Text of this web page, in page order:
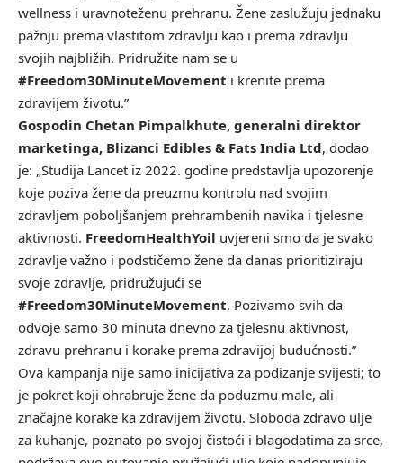
wellness i uravnoteženu prehranu. Žene zaslužuju jednaku
pažnju prema vlastitom zdravlju kao i prema zdravlju
svojih najbližih. Pridružite nam se u
#Freedom30MinuteMovement i krenite prema
zdravijem životu.”
Gospodin Chetan Pimpalkhute, generalni direktor
marketinga, Blizanci Edibles & Fats India Ltd, dodao
je: „Studija Lancet iz 2022. godine predstavlja upozorenje
koje poziva žene da preuzmu kontrolu nad svojim
zdravljem poboljšanjem prehrambenih navika i tjelesne
aktivnosti. FreedomHealthYoil uvjereni smo da je svako
zdravlje važno i podstičemo žene da danas prioritiziraju
svoje zdravlje, pridružujući se
#Freedom30MinuteMovement. Pozivamo svih da
odvoje samo 30 minuta dnevno za tjelesnu aktivnost,
zdravu prehranu i korake prema zdravijoj budućnosti.”
Ova kampanja nije samo inicijativa za podizanje svijesti; to
je pokret koji ohrabruje žene da poduzmu male, ali
značajne korake ka zdravijem životu. Sloboda zdravo ulje
za kuhanje, poznato po svojoj čistoći i blagodatima za srce,